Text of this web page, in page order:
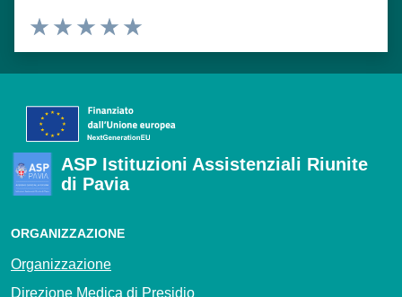
ASP Istituzioni Assistenziali Riunite
di Pavia
ORGANIZZAZIONE
Organizzazione
Direzione Medica di Presidio